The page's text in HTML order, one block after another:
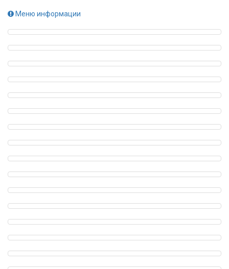
Меню информации